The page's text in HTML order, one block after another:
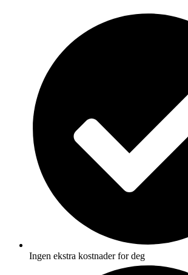
Ingen ekstra kostnader for deg